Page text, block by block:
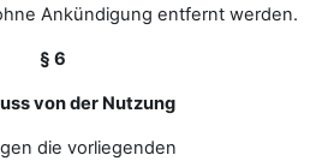
Ankündigung entfernt werden.
§ 6
von der Nutzung
die vorliegenden